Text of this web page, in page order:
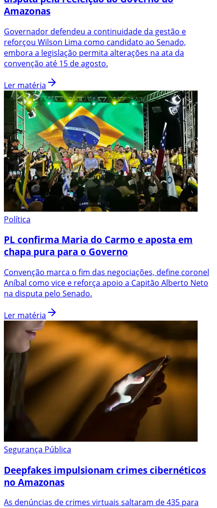
Amazonas
Governador defendeu a continuidade da gestão e
reforçou Wilson Lima como candidato ao Senado,
embora a legislação permita alterações na ata da
convenção até 15 de agosto.
Ler matéria
Política
PL confirma Maria do Carmo e aposta em
chapa pura para o Governo
Convenção marca o fim das negociações, define coronel
Aníbal como vice e reforça apoio a Capitão Alberto Neto
na disputa pelo Senado.
Ler matéria
Segurança Pública
Deepfakes impulsionam crimes cibernéticos
no Amazonas
As denúncias de crimes virtuais saltaram de 435 para